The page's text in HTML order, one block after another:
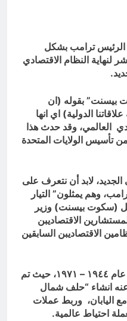
الرئيس ترامب بشكل
لنهاية النظام الاقتصادي
بيسنت” بقوله (ان
الدولية) اي انها
العالمي، وقد حدث هذا
تأسيس الولايات المتحدة
الجديد، لابد أن نتعرف على
وهم يمثلون” التيار
(سكوت بيسنت) وزير
الاقتصاديبن
الاقتصاديبن السابقين
الأول – نظام “بريتون وودز” من عام ١٩٤٤ – ١٩٧١، حيث تم
عنه انشاء “حلف شمال
اليابان، وربط عملات
احتياط عالمية.